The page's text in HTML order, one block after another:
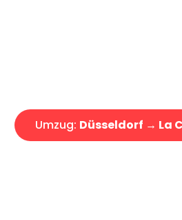
Umzug: Düsseldorf → La